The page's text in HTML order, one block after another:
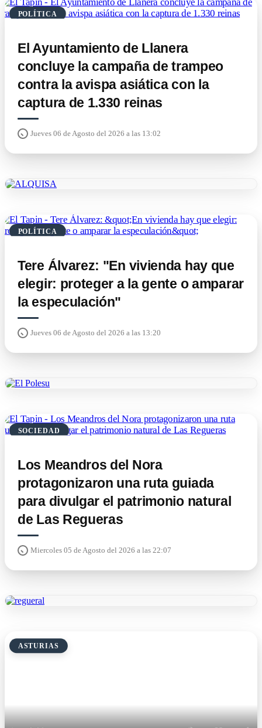
POLÍTICA
El Ayuntamiento de Llanera
concluye la campaña de trampeo
contra la avispa asiática con la
captura de 1.330 reinas
Jueves 06 de Agosto del 2026 a las 13:02
POLÍTICA
Tere Álvarez: "En vivienda hay que
elegir: proteger a la gente o amparar
la especulación"
Jueves 06 de Agosto del 2026 a las 13:20
SOCIEDAD
Los Meandros del Nora
protagonizaron una ruta guiada
para divulgar el patrimonio natural
de Las Regueras
Miercoles 05 de Agosto del 2026 a las 22:07
ASTURIAS